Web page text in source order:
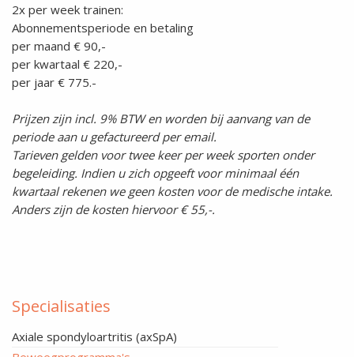
2x per week trainen:
Abonnementsperiode en betaling
per maand € 90,-
per kwartaal € 220,-
per jaar € 775.-
Prijzen zijn incl. 9% BTW en worden bij aanvang van de
periode aan u gefactureerd per email.
Tarieven gelden voor twee keer per week sporten onder
begeleiding. Indien u zich opgeeft voor minimaal één
kwartaal rekenen we geen kosten voor de medische intake.
Anders zijn de kosten hiervoor € 55,-.
Specialisaties
Axiale spondyloartritis (axSpA)